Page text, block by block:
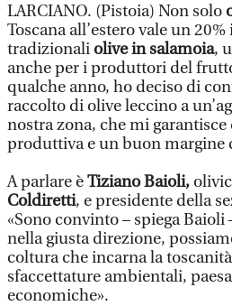
LARCIANO. (Pistoia) Non solo
Toscana all’estero vale un
tradizionali olive in salamoia,
anche per i produttori del
qualche anno, ho deciso di
raccolto di olive leccino a
nostra zona, che mi
produttiva e un buon margine
A parlare èTiziano Baioli,
Coldiretti, e presidente della
«Sono convinto – spiega Baioli
nella giusta direzione,
coltura che incarna la
sfaccettature ambientali,
economiche».